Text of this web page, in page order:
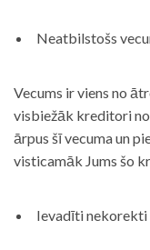
Neatbilstošs
Vecums ir viens no
visbiežāk kreditori
ārpus šī vecuma un
visticamāk Jums šo
Ievadīti